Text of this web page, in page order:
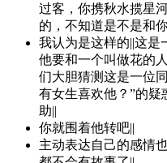
过客，你携秋水揽星
的，不知道是不是和
我认为是这样的||这是
他要和一个叫做花的
们大胆猜测这是一位
有女生喜欢他？”的疑
助||
你就围着他转吧||
主动表达自己的感情